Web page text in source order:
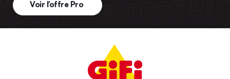
Voir l’offre Pro